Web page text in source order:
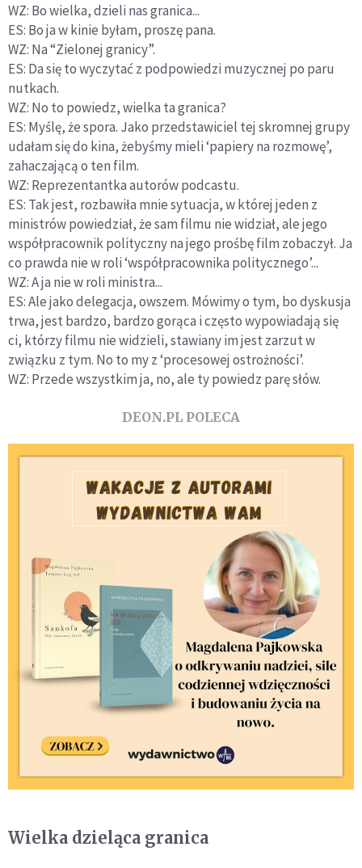
WZ: Bo wielka, dzieli nas granica...
ES: Bo ja w kinie byłam, proszę pana.
WZ: Na “Zielonej granicy”.
ES: Da się to wyczytać z podpowiedzi muzycznej po paru
nutkach.
WZ: No to powiedz, wielka ta granica?
ES: Myślę, że spora. Jako przedstawiciel tej skromnej grupy
udałam się do kina, żebyśmy mieli ‘papiery na rozmowę’,
zahaczającą o ten film.
WZ: Reprezentantka autorów podcastu.
ES: Tak jest, rozbawiła mnie sytuacja, w której jeden z
ministrów powiedział, że sam filmu nie widział, ale jego
współpracownik polityczny na jego prośbę film zobaczył. Ja
co prawda nie w roli ‘współpracownika politycznego’...
WZ: A ja nie w roli ministra...
ES: Ale jako delegacja, owszem. Mówimy o tym, bo dyskusja
trwa, jest bardzo, bardzo gorąca i często wypowiadają się
ci, którzy filmu nie widzieli, stawiany im jest zarzut w
związku z tym. No to my z ‘procesowej ostrożności’.
WZ: Przede wszystkim ja, no, ale ty powiedz parę słów.
DEON.PL POLECA
Wielka dzieląca granica